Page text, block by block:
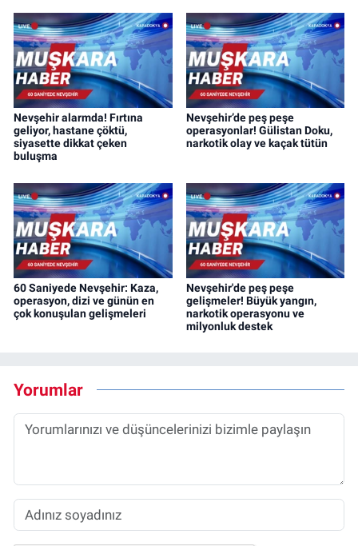
Nevşehir alarmda! Fırtına
geliyor, hastane çöktü,
siyasette dikkat çeken
buluşma
Nevşehir’de peş peşe
operasyonlar! Gülistan Doku,
narkotik olay ve kaçak tütün
60 Saniyede Nevşehir: Kaza,
operasyon, dizi ve günün en
çok konuşulan gelişmeleri
Nevşehir'de peş peşe
gelişmeler! Büyük yangın,
narkotik operasyonu ve
milyonluk destek
Yorumlar